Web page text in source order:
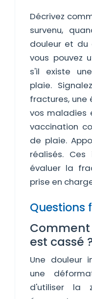
Décrivez
survenu,
douleur et du
vous pouvez
s'il existe
plaie.
fractures, une
vos maladies
vaccination
de plaie.
réalisés.
évaluer la
prise en
Questions
est cassé
Une douleur
une
d'utiliser la